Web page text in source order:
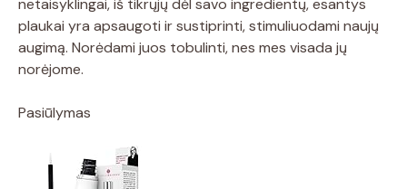
netaisyklingai, iš tikrųjų dėl savo ingredientų, esantys
plaukai yra apsaugoti ir sustiprinti, stimuliuodami naujų
augimą. Norėdami juos tobulinti, nes mes visada jų
norėjome.
Pasiūlymas